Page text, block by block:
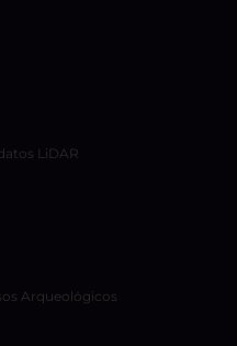
LiDAR
Arqueológicos